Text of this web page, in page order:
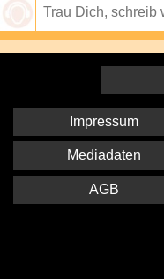
Impressum
Mediadaten
AGB